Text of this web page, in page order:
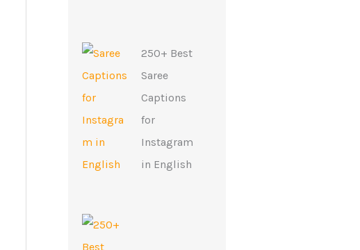
250+ Best
Saree
Captions
for
Instagram
in English